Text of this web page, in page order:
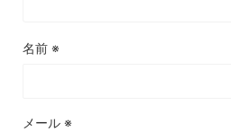
名前 ※
メール ※